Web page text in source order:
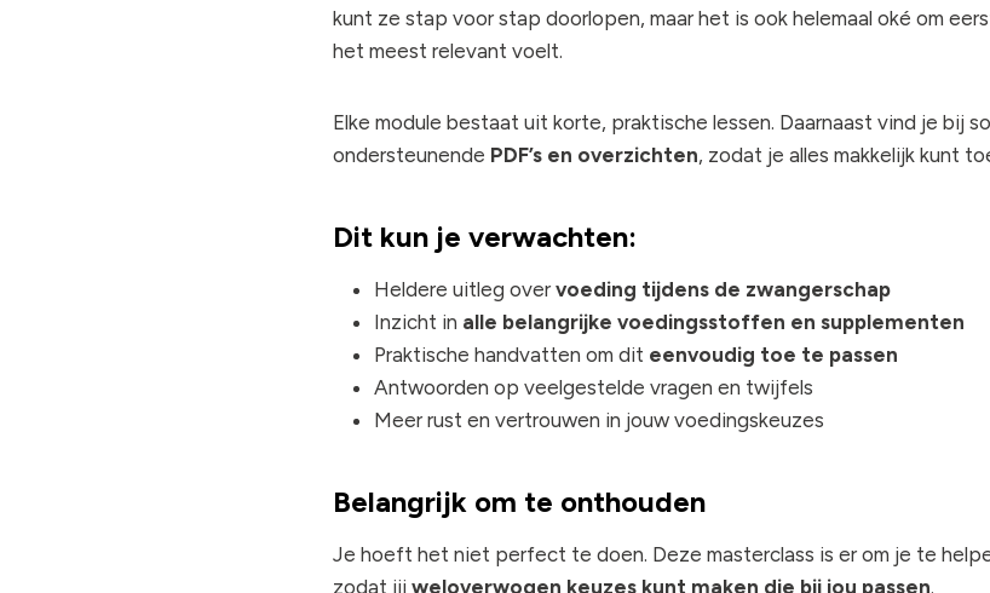
kunt ze stap voor stap doorlopen, maar het is ook helemaal oké om
het meest relevant voelt.
Elke module bestaat uit korte, praktische lessen. Daarnaast vind je bij
ondersteunende PDF’s en overzichten, zodat je alles makkelijk kunt
Dit kun je verwachten:
Heldere uitleg over voeding tijdens de zwangerschap
Inzicht in alle belangrijke voedingsstoffen en supplementen
Praktische handvatten om dit eenvoudig toe te passen
Antwoorden op veelgestelde vragen en twijfels
Meer rust en vertrouwen in jouw voedingskeuzes
Belangrijk om te onthouden
Je hoeft het niet perfect te doen. Deze masterclass is er om je te
zodat jij weloverwogen keuzes kunt maken die bij jou passen.